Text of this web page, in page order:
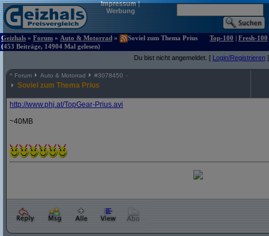
Impressum|
Werbung
Geizhals » Forum » Auto & Motorrad »
Soviel zum Thema Prius
(453 Beiträge, 14904 Mal gelesen)
Top-100 | Fresh-100
Du bist nicht angemeldet. [ Login/Registrieren ]
^ Forum Auto & Motorrad #3078450
Soviel zum Thema Prius
http://www.phj.at/TopGear-Prius.avi
~40MB